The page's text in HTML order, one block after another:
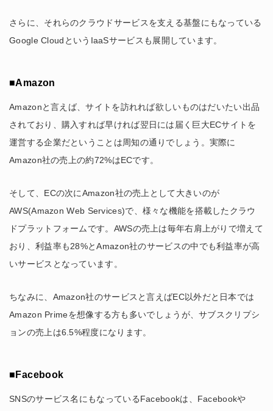
さらに、それらのクラウドサービスを支える基盤にもなっている
Google CloudというIaaSサービスも展開しています。
■Amazon
Amazonと言えば、サイトを訪れれば欲しいものはだいたい出品
されており、購入すれば早ければ翌日には届く巨大ECサイトを
運営する企業だということは周知の通りでしょう。実際に
Amazon社の売上の約72%はECです。
そして、ECの次にAmazon社の売上として大きいのが
AWS(Amazon Web Services)で、様々な機能を搭載したクラウ
ドプラットフォームです。AWSの売上は毎年右肩上がりで増えて
おり、利益率も28%とAmazon社のサービスの中でも利益率が高
いサービスとなっています。
ちなみに、Amazon社のサービスと言えばEC以外だと日本では
Amazon Primeを想像する方も多いでしょうが、サブスクリプシ
ョンの売上は6.5%程度になります。
■Facebook
SNSのサービス名にもなっているFacebookは、Facebookや